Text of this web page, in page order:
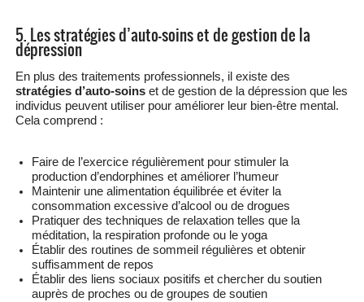
5. Les stratégies d’auto-soins et de gestion de la
dépression
En plus des traitements professionnels, il existe des
stratégies d’auto-soinset de gestion de la dépression que les
individus peuvent utiliser pour améliorer leur bien-être mental.
Cela comprend :
Faire de l’exercice régulièrement pour stimuler la
production d’endorphines et améliorer l’humeur
Maintenir une alimentation équilibrée et éviter la
consommation excessive d’alcool ou de drogues
Pratiquer des techniques de relaxation telles que la
méditation, la respiration profonde ou le yoga
Établir des routines de sommeil régulières et obtenir
suffisamment de repos
Établir des liens sociaux positifs et chercher du soutien
auprès de proches ou de groupes de soutien